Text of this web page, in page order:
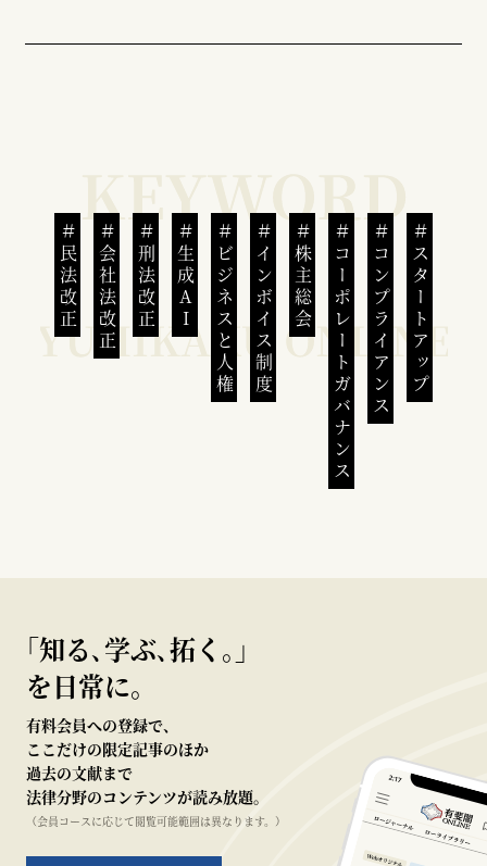
民法改正 会社法改正 刑法改正 生成AI ビジネスと人権インボイス制度 株主総会 コーポレートガバナンスコンプライアンススタートアップ
｢知る､学ぶ､拓く｡｣
を日常に。
有料会員への登録で、
ここだけの限定記事のほか
過去の文献まで
法律分野のコンテンツが読み放題。
（会員コースに応じて閲覧可能範囲は異なります。）